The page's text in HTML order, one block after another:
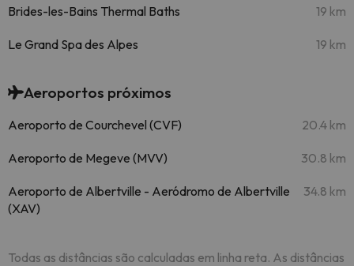
Brides-les-Bains Thermal Baths 19 km
Le Grand Spa des Alpes 19 km
Aeroportos próximos
Aeroporto de Courchevel (CVF) 20.4 km
Aeroporto de Megeve (MVV) 30.8 km
Aeroporto de Albertville - Aeródromo de Albertville
(XAV)
34.8 km
Todas as distâncias são calculadas em linha reta. As distâncias